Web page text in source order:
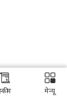
मेन्यू